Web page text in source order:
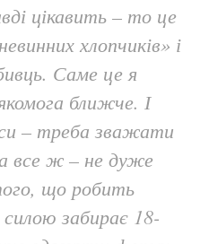
цікавить – то це
хлопчиків» і
Саме це я
ближче. І
– треба зважати
все ж – не дуже
що робить
забирає 18-